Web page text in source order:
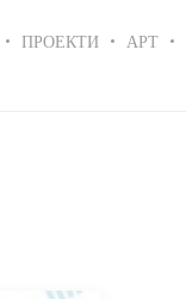
ПРОЕКТИ АРТ